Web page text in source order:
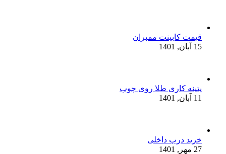
قیمت کابینت ممبران
15 آبان, 1401
پتینه کاری طلا روی چوب
11 آبان, 1401
خرید درب داخلی
27 مهر, 1401